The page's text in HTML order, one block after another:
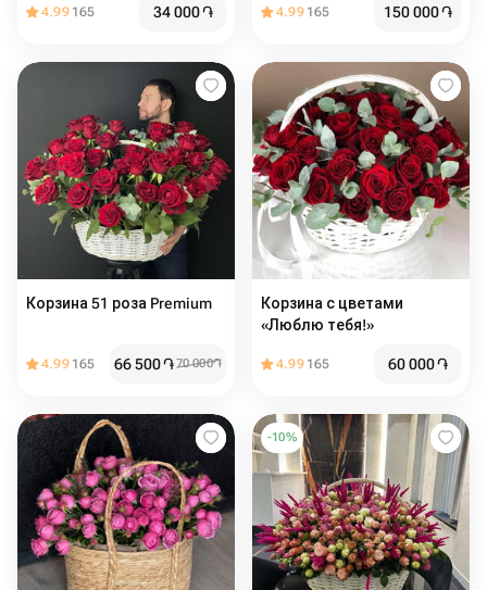
4.99 165 34 000֏ 4.99 165 150 000֏
Корзина 51 роза Premium
4.99 165 66 500֏70 000֏
Корзина с цветами
«Люблю тебя!»
4.99 165 60 000֏
-10%